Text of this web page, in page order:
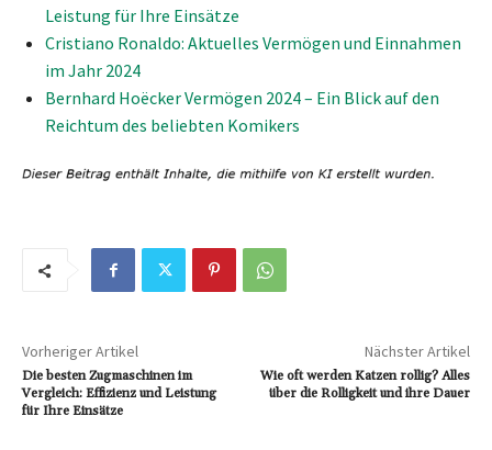
Leistung für Ihre Einsätze
Cristiano Ronaldo: Aktuelles Vermögen und Einnahmen
im Jahr 2024
Bernhard Hoëcker Vermögen 2024 – Ein Blick auf den
Reichtum des beliebten Komikers
Vorheriger Artikel
Die besten Zugmaschinen im
Vergleich: Effizienz und Leistung
für Ihre Einsätze
Nächster Artikel
Wie oft werden Katzen rollig? Alles
über die Rolligkeit und ihre Dauer